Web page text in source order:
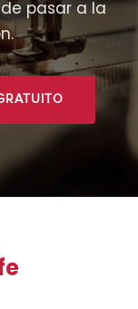
pasar a la